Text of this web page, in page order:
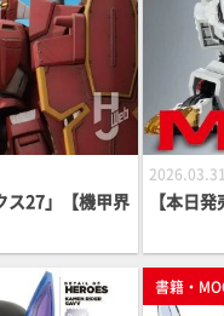
ス27」【機甲界
2026.03.31
【本日
書籍・